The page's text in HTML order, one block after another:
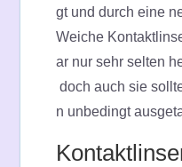
gt und durch eine
Weiche
ar nur sehr selten
doch auch sie
n unbedingt